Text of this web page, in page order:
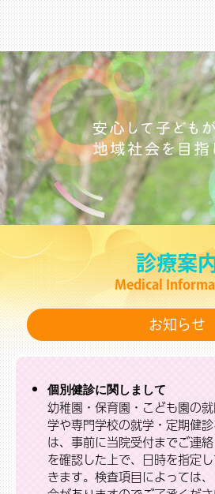
診療案
Medical
お知らせ
個別健診に関しまして
幼稚園・保育園・こども園の
学や専門学校の就学・定期健
は、事前に当院受付までご連
を確認した上で、日時を指定
きます。検査項目によっては